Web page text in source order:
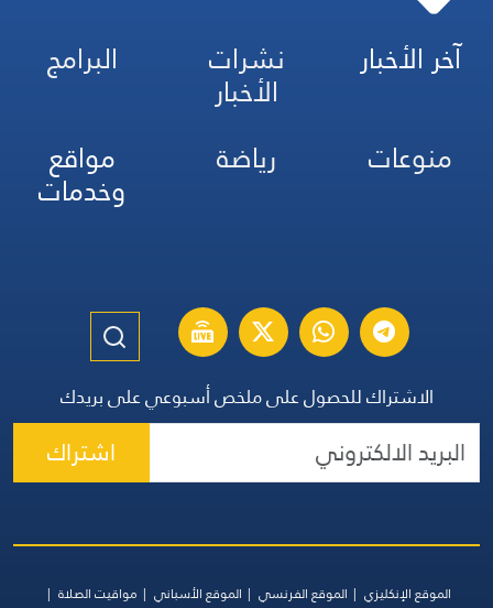
آخر الأخبار نشرات
الأخبار
البرامج
منوعات
رياضة مواقع
وخدمات
الاشتراك للحصول على ملخص أسبوعي على بريدك
اشتراك
الموقع الإنكليزي الموقع الفرنسي الموقع الأسباني
مواقيت الصلاة